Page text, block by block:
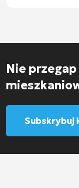
Nie
Subskrybuj